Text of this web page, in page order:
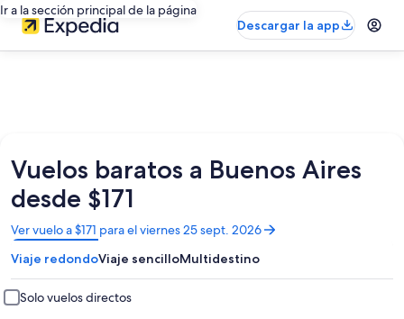
Ir a la sección principal de la página
Descargar la app
Vuelos baratos a Buenos Aires
desde $171
Ver vuelo a $171 para el viernes 25 sept. 2026
Se
abrirá
en
una
nueva
ventana
Viaje redondoViaje sencilloMultidestino
Solo vuelos directos